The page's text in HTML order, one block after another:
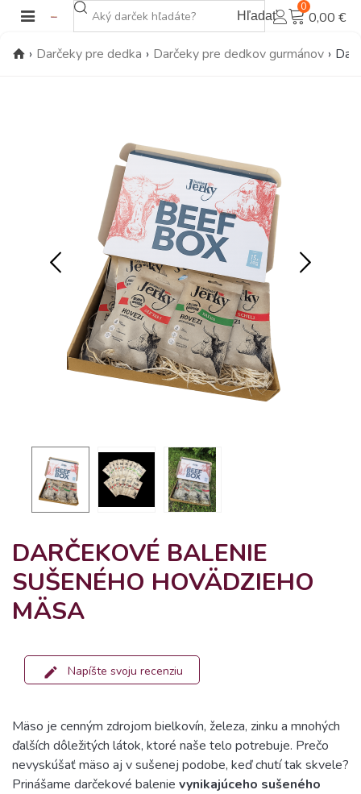
Hľadať
0
0,00 €
› Darčeky pre dedka › Darčeky pre dedkov gurmánov ›
DARČEKOVÉ BALENIE
SUŠENÉHO HOVÄDZIEHO
MÄSA
Napíšte svoju recenziu
Mäso je cenným zdrojom bielkovín, železa, zinku a mnohých
ďalších dôležitých látok, ktoré naše telo potrebuje. Prečo
nevyskúšať mäso aj v sušenej podobe, keď chutí tak skvele?
Prinášame darčekové balenie vynikajúceho sušeného